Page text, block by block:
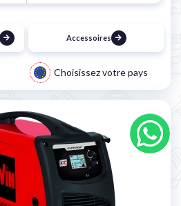
Accessoires
Choisissez votre pays